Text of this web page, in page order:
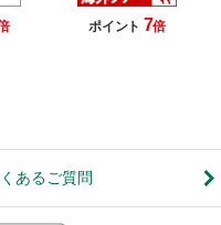
ポイント 7倍
あるご質問